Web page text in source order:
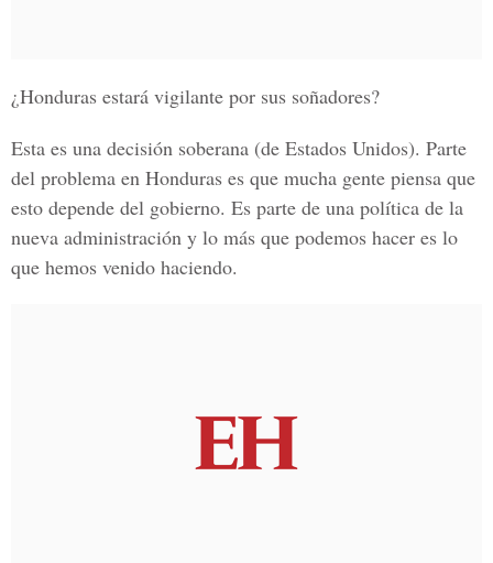
¿Honduras estará vigilante por sus soñadores?
Esta es una decisión soberana (de Estados Unidos). Parte
del problema en Honduras es que mucha gente piensa que
esto depende del gobierno. Es parte de una política de la
nueva administración y lo más que podemos hacer es lo
que hemos venido haciendo.